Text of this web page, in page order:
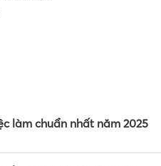
làm chuẩn nhất năm 2025